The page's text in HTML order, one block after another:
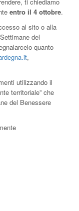
entro il 4 ottobre.
al sito o alla
del
quanto
,
utilizzando il
territoriale” che
del Benessere